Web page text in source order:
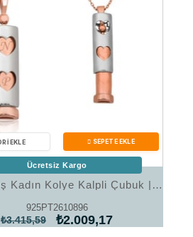
Hk Gümüş Kadın Kolye Kalpli Çubuk |Gümüş Takı Hediyelik Ürünler
925PT2610896
₺2.009,17
₺3.415,59
Ücretsiz Kargo